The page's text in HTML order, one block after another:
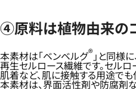
④原料は植物由来の
本素材は「ベンベルグ®」と同様
再生セルロース繊維です。セルロ
肌着など、肌に接触する用途で
本素材は、界面活性剤や防腐剤